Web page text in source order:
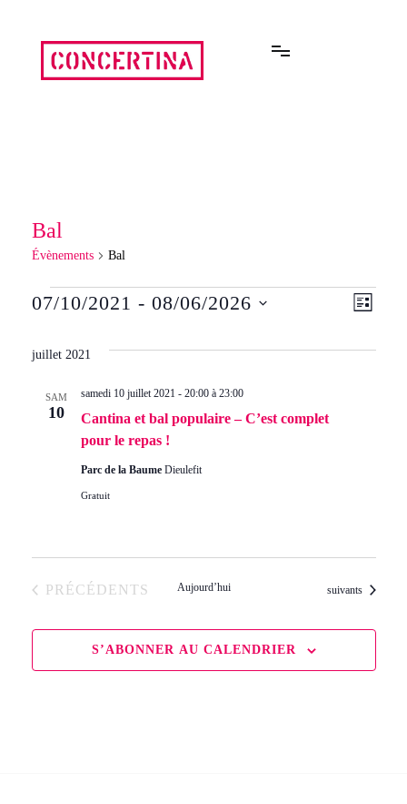
contenu
Bal
Évènements Bal
Évènements
par
LISTE
07/10/2021 - 08/06/2026
date.
juillet 2021
SAM
10
Cantina et bal populaire – C’est complet
pour le repas !
samedi 10 juillet 2021 - 20:00à 23:00
Parc de la Baume Dieulefit
Gratuit
ÉVÈNEMENTS
PRÉCÉDENTS Aujourd’hui Évènements
suivants
S’ABONNER AU CALENDRIER